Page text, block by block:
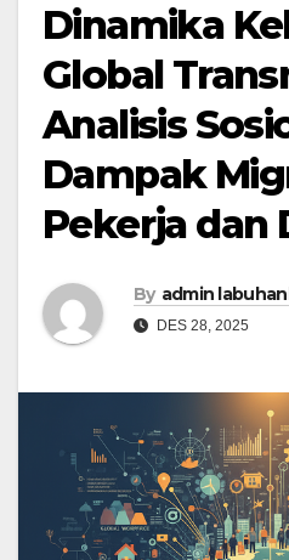
Dinamika
Global
Analisis
Dampak
Pekerja dan
By admin
DES 28, 2025